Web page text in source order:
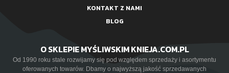
KONTAKT Z NAMI
BLOG
O SKLEPIE MYŚLIWSKIM KNIEJA.COM.PL
Od 1990 roku stale rozwijamy się pod względem sprzedaży i asortymentu
oferowanych towarów. Dbamy o najwyższą jakość sprzedawanych